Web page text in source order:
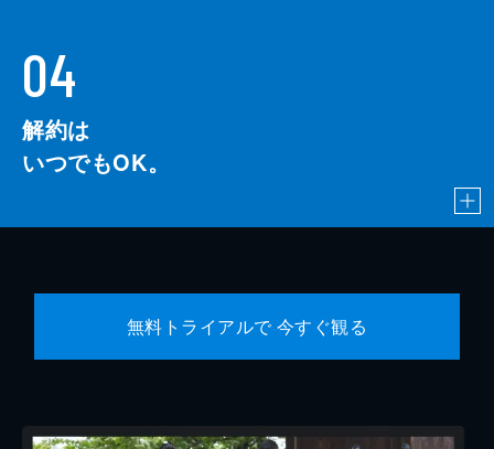
04
解約は
いつでもOK。
無料トライアルで 今すぐ観る